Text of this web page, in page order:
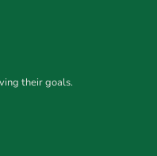
their goals.